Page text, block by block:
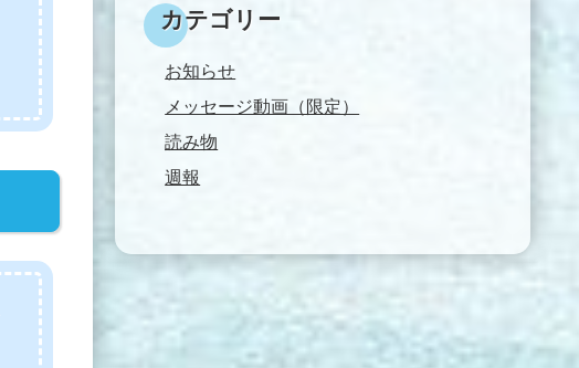
カテゴリー
お知らせ
メッセージ動画（限定）
読み物
週報